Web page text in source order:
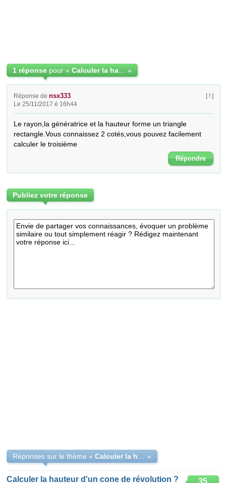
1 réponse pour « »
Réponse densx333
Le 25/11/2017 é 16h44
[ ! ]
Le rayon,la génératrice et la hauteur forme un triangle
rectangle.Vous connaissez 2 cotés,vous pouvez facilement
calculer le troisième
Répondre
Publiez votre réponse
Réponses sur le thème « »
35
Calculer la hauteur d'un cone de révolution ?